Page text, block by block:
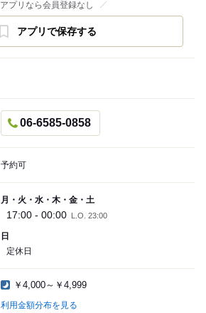
アプリなら会員登録なし
アプリで保存する
06-6585-0858
予約可
月・火・水・木・金・土
17:00 - 00:00 L.O. 23:00
日
定休日
￥4,000～￥4,999
利用金額分布を見る